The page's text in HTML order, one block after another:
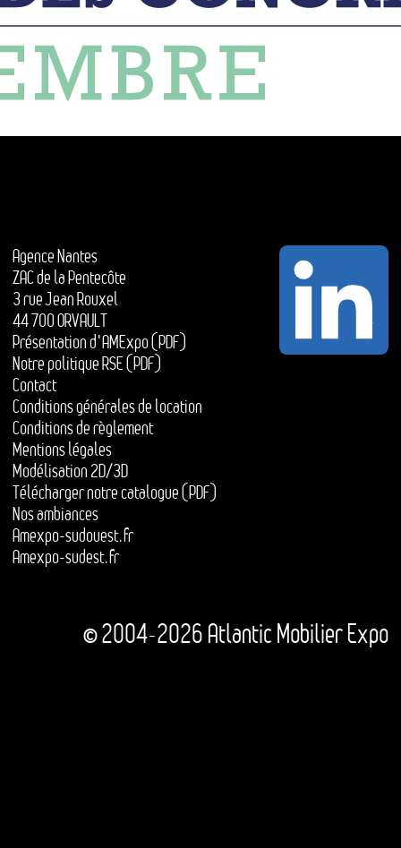
Agence Nantes
ZAC de la Pentecôte
3 rue Jean Rouxel
44 700 ORVAULT
Présentation d'AMExpo (PDF)
Notre politique RSE (PDF)
Contact
Conditions générales de location
Conditions de règlement
Mentions légales
Modélisation 2D/3D
Télécharger notre catalogue (PDF)
Nos ambiances
Amexpo-sudouest.fr
Amexpo-sudest.fr
© 2004-2026 Atlantic Mobilier Expo